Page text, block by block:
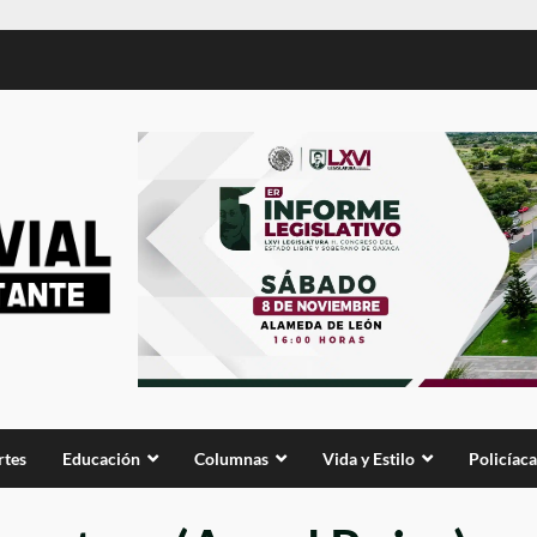
Educación Columnas Vida y Estilo Policíaca